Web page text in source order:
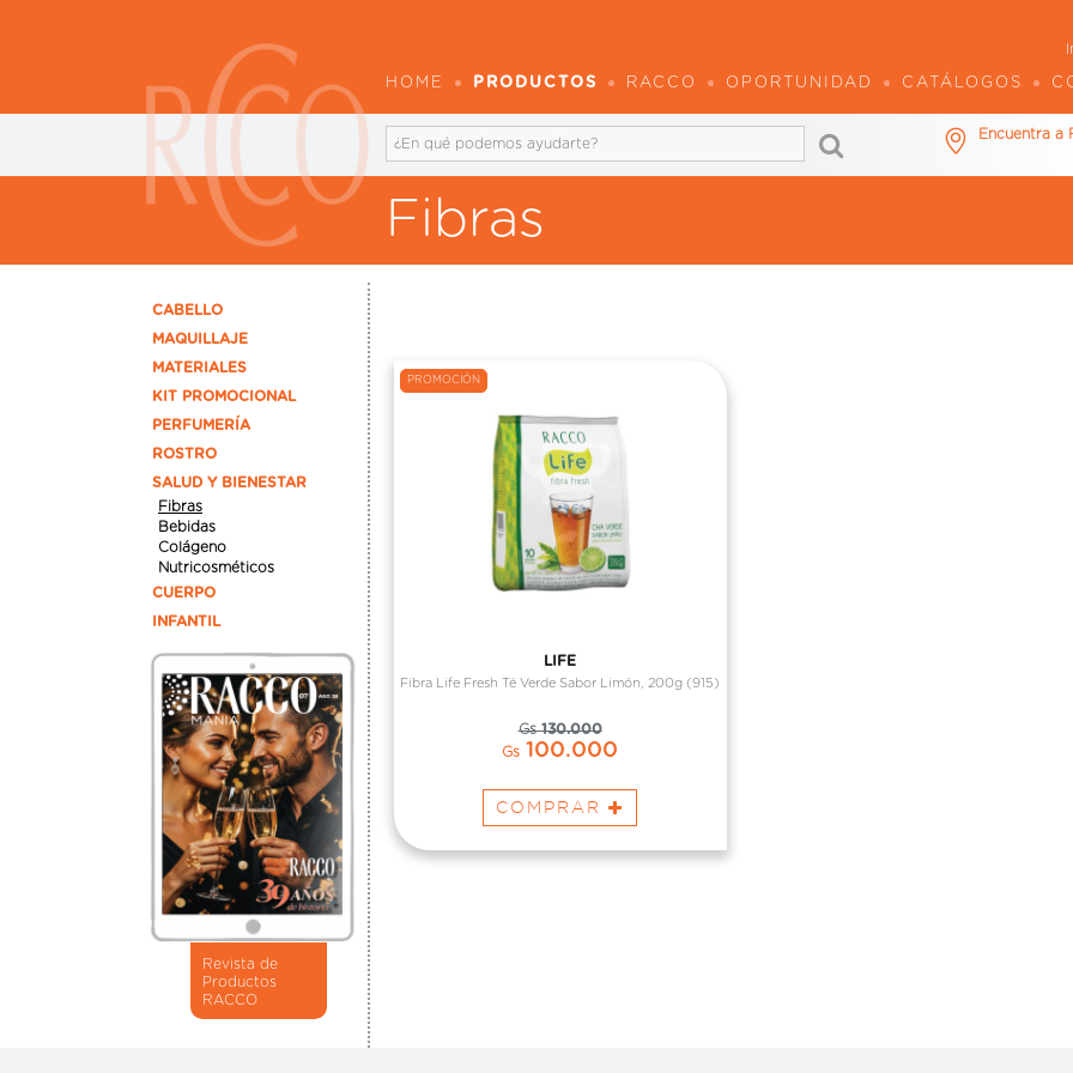
HOME PRODUCTOS RACCO OPORTUNIDAD CATÁLOGOS
Encuentra a
Fibras
CABELLO
MAQUILLAJE
MATERIALES
KIT PROMOCIONAL
PERFUMERÍA
ROSTRO
SALUD Y BIENESTAR
Fibras
Bebidas
Colágeno
Nutricosméticos
CUERPO
INFANTIL
Revista de
Productos
RACCO
PROMOCIÓN
LIFE
Fibra Life Fresh Té Verde Sabor Limón, 200g (915)
Gs130.000
Gs 100.000
COMPRAR